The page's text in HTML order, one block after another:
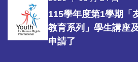
115學年度第1學期「
教育系列」學生講座
申請了